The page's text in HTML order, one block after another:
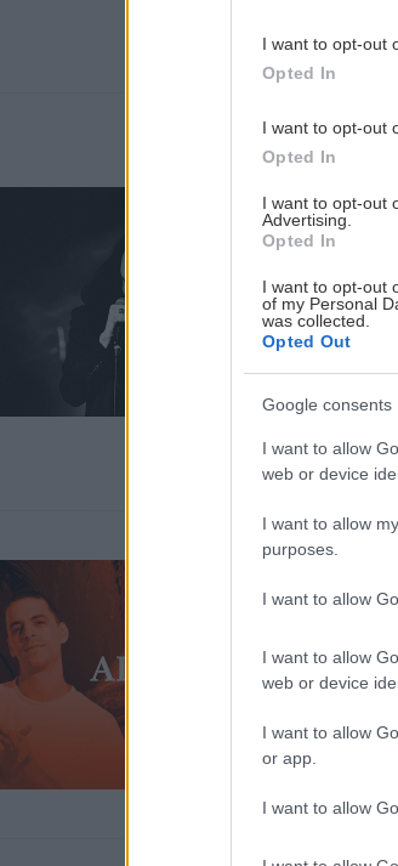
I want to opt-out
Opted In
I want to opt-out
Opted In
I want to opt-out
Advertising.
Opted In
I want to opt-out
of my Personal
was collected.
Opted Out
Google consents
I want to allow
web or device
I want to allow
purposes.
I want to allow
I want to allow
web or device
I want to allow
or app.
I want to allow